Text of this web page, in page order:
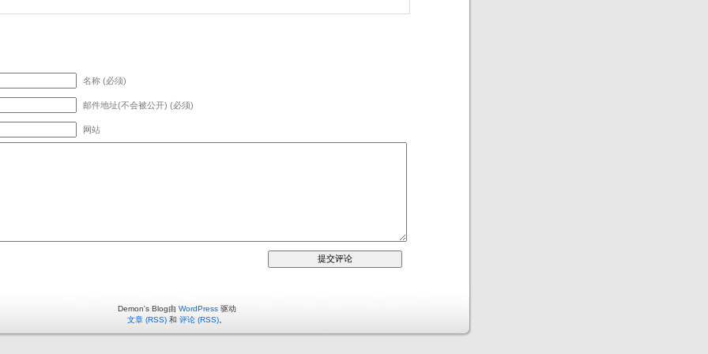
名称 (必须)
邮件地址(不会被公开) (必须)
网站
Demon's Blog由 WordPress 驱动
文章 (RSS) 和 评论 (RSS)